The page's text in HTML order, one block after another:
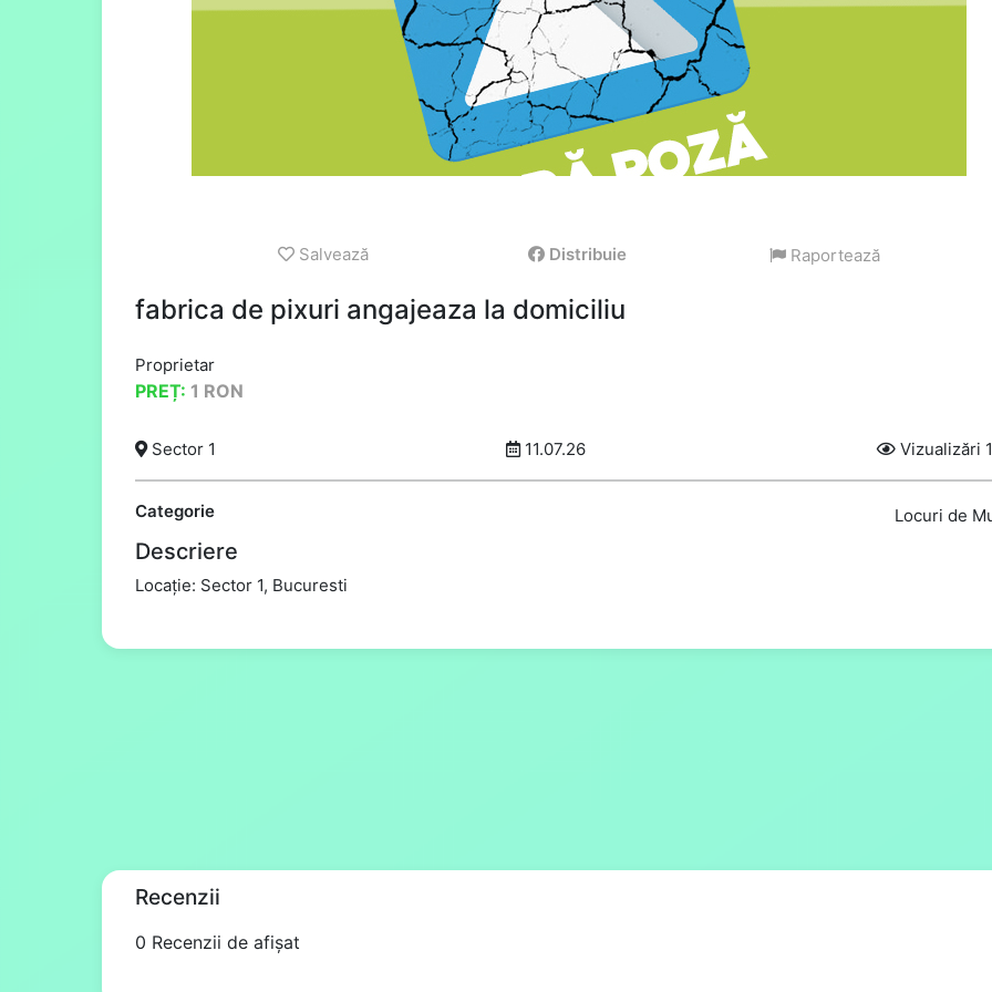
Salvează Distribuie Raportează
fabrica de pixuri angajeaza la domiciliu
Proprietar
PREȚ: 1 RON
Sector 1 11.07.26 Vizualizări
Categorie Locuri de
Descriere
Locație: Sector 1, Bucuresti
Recenzii
0 Recenzii de afișat